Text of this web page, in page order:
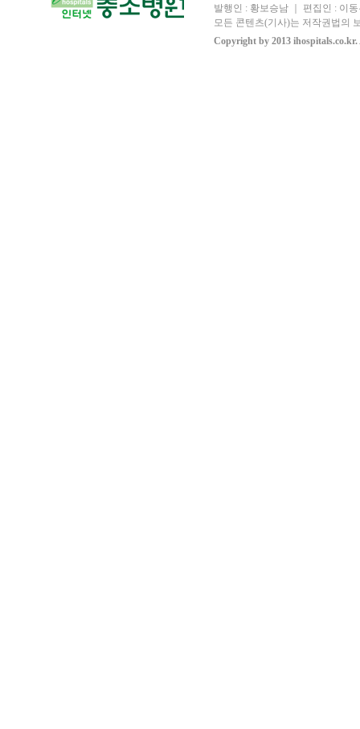
발행인 : 황보승남 ｜ 편집인 : 이
모든 콘텐츠(기사)는 저작권법의
Copyright by 2013 ihospitals.co.kr.